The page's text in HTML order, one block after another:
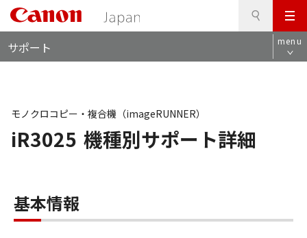
メ
ニ
ュ
サポート menu
iR3025 機種別サポート詳細
モノクロコピー・複合機（imageRUNNER）
基本情報